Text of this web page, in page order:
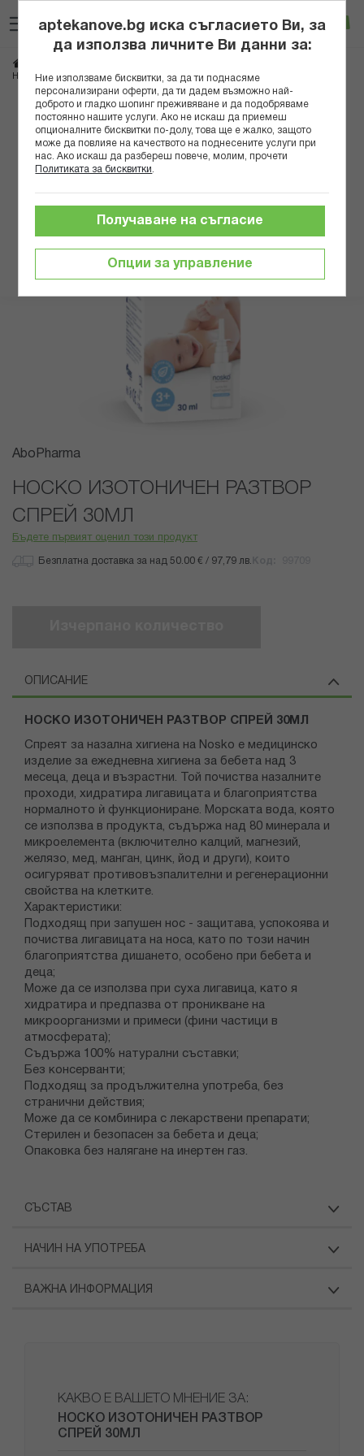
към
съдържанието
Вход
НОСКО ИЗОТОНИЧЕН РАЗТВОР СПРЕЙ 30МЛ
Преминете
края
Преминете
началото
галерия
със
AboPharma
НОСКО ИЗОТОНИЧЕН РАЗТВОР
СПРЕЙ 30МЛ
Бъдете първият оценил този продукт
Безплатна доставка за над 50.00 € / 97,79 лв.
ОПИСАНИЕ
НОСКО ИЗОТОНИЧЕН РАЗТВОР СПРЕЙ 30МЛ
Спреят за назална хигиена на Nosko е медицинско
изделие за ежедневна хигиена за бебета над 3
месеца, деца и възрастни. Той почиства назалните
проходи, хидратира лигавицата и благоприятства
нормалното ѝ функциониране. Морската вода, която
се използва в продукта, съдържа над 80 минерала и
микроелемента (включително калций, магнезий,
желязо, мед, манган, цинк, йод и други), които
осигуряват противовъзпалителни и регенерационни
свойства на клетките.
Характеристики:
Подходящ при запушен нос - защитава, успокоява и
почиства лигавицата на носа, като по този начин
благоприятства дишането, особено при бебета и
деца;
Може да се използва при суха лигавица, като я
хидратира и предпазва от проникване на
микроорганизми и примеси (фини частици в
атмосферата);
Съдържа 100% натурални съставки;
Без консерванти;
Подходящ за продължителна употреба, без
странични действия;
Може да се комбинира с лекарствени препарати;
Стерилен и безопасен за бебета и деца;
Опаковка без налягане на инертен газ.
СЪСТАВ
НАЧИН НА УПОТРЕБА
ВАЖНА ИНФОРМАЦИЯ
КАКВО Е ВАШЕТО МНЕНИЕ ЗА:
НОСКО ИЗОТОНИЧЕН РАЗТВОР
СПРЕЙ 30МЛ
aptekanove.bg иска съгласието Ви, за
да използва личните Ви данни за:
Ние използваме бисквитки, за да ти поднасяме
персонализирани оферти, да ти дадем възможно най-
доброто и гладко шопинг преживяване и да подобряваме
постоянно нашите услуги. Ако не искаш да приемеш
опционалните бисквитки по-долу, това ще е жалко, защото
може да повлияе на качеството на поднесените услуги при
нас. Ако искаш да разбереш повече, молим, прочети
Политиката за бисквитки
Опции за управление
Получаване на съгласие